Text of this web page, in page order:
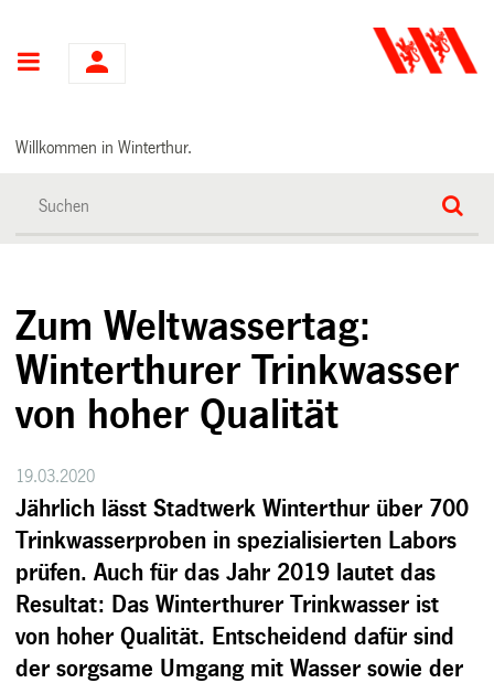
Hauptnavigation
Willkommen in Winterthur.
Zum Weltwassertag:
Winterthurer Trinkwasser
von hoher Qualität
19.03.2020
Jährlich lässt Stadtwerk Winterthur über 700
Trinkwasserproben in spezialisierten Labors
prüfen. Auch für das Jahr 2019 lautet das
Resultat: Das Winterthurer Trinkwasser ist
von hoher Qualität. Entscheidend dafür sind
der sorgsame Umgang mit Wasser sowie der